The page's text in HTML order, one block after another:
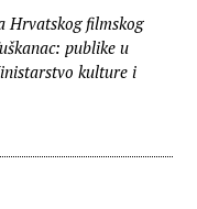
Hrvatskog filmskog
publike u
kulture i